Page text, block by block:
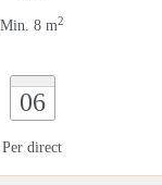
Min. 8 m2
06
Per direct